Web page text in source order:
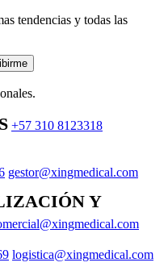
tendencias y todas las
+57 310 8123318
gestor@xingmedical.com
Y
logistica@xingmedical.com